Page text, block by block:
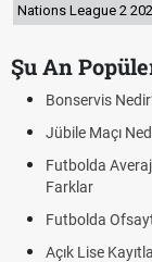
Nations League 2
Şu An
Bonservis
Jübile Maçı
Futbolda
Farklar
Futbolda
Açık Lise